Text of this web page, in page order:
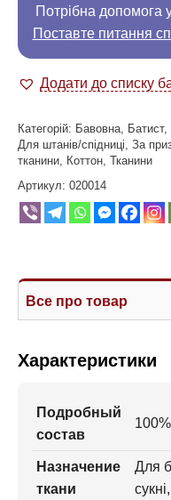
Потрібна допомога
Поставте питання
Додати до списку
Категорій: Бавовна Батист,
Для штанів/спідниці За
тканини Коттон Тканини
Артикул: 020014
Все про товар
Характеристики
Подробный
состав
Назначение
ткани
Для